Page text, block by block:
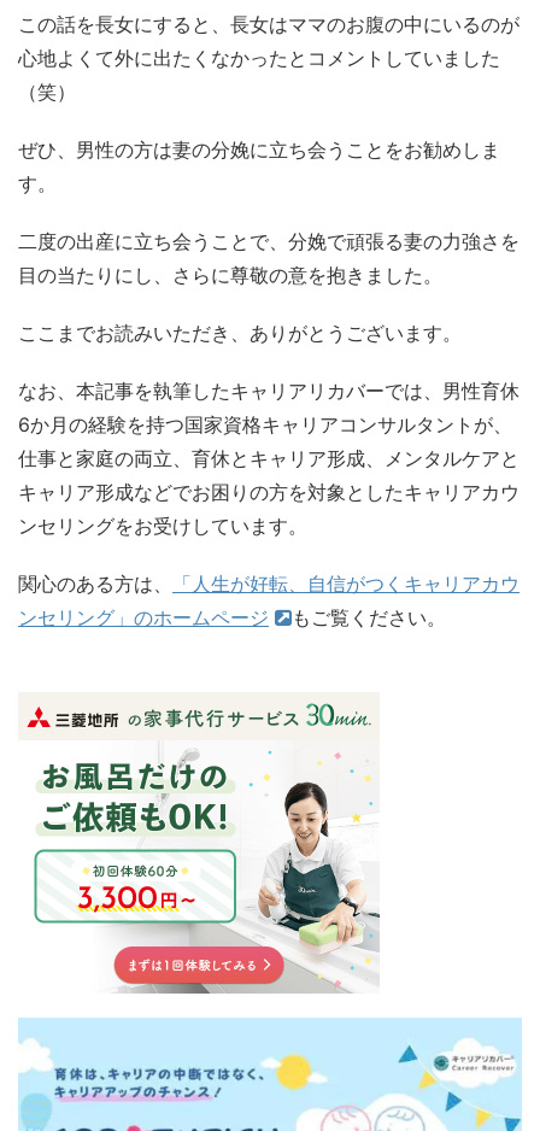
この話を長女にすると、長女はママのお腹の中にいるのが
心地よくて外に出たくなかったとコメントしていました
（笑）
ぜひ、男性の方は妻の分娩に立ち会うことをお勧めしま
す。
二度の出産に立ち会うことで、分娩で頑張る妻の力強さを
目の当たりにし、さらに尊敬の意を抱きました。
ここまでお読みいただき、ありがとうございます。
なお、本記事を執筆したキャリアリカバーでは、男性育休
6か月の経験を持つ国家資格キャリアコンサルタントが、
仕事と家庭の両立、育休とキャリア形成、メンタルケアと
キャリア形成などでお困りの方を対象としたキャリアカウ
ンセリングをお受けしています。
関心のある方は、
「人生が好転、自信がつくキャリアカウ
ンセリング」のホームページ
もご覧ください。